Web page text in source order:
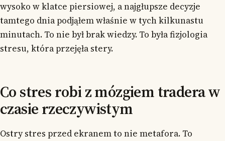
wysoko w klatce piersiowej, a najgłupsze decyzje
tamtego dnia podjąłem właśnie w tych kilkunastu
minutach. To nie był brak wiedzy. To była fizjologia
stresu, która przejęła stery.
Co stres robi z mózgiem tradera w
czasie rzeczywistym
Ostry stres przed ekranem to nie metafora. To